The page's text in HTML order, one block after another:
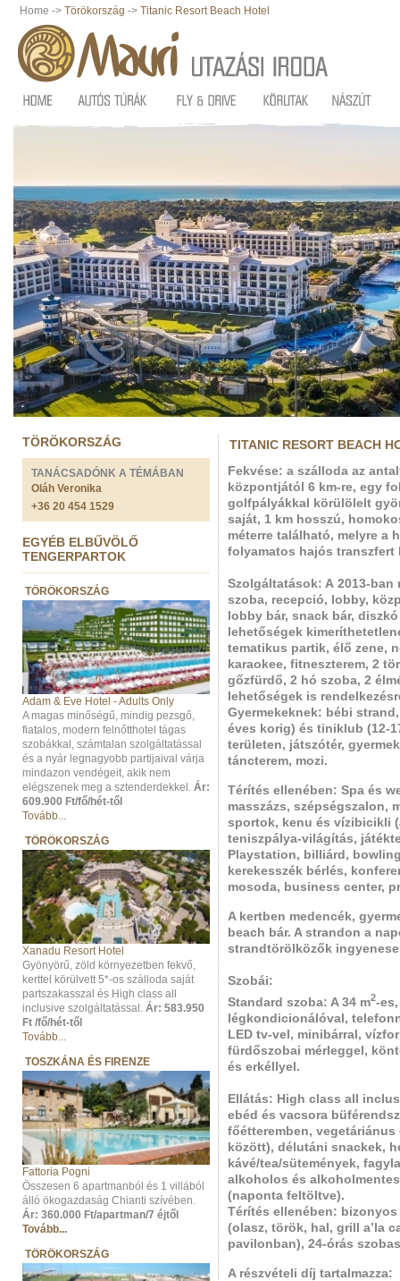
Home -> Törökország -> Titanic Resort Beach Hotel
TÖRÖKORSZÁG
TANÁCSADÓNK A TÉMÁBAN
Oláh Veronika
+36 20 454 1529
EGYÉB ELBŰVÖLŐ
TENGERPARTOK
TÖRÖKORSZÁG
Adam & Eve Hotel - Adults Only
A magas minőségű, mindig pezsgő,
fiatalos, modern felnőtthotel tágas
szobákkal, számtalan szolgáltatással
és a nyár legnagyobb partijaival várja
mindazon vendégeit, akik nem
elégszenek meg a sztenderdekkel. Ár:
609.900 Ft/fő/hét-től
Tovább...
TÖRÖKORSZÁG
Xanadu Resort Hotel
Gyönyörű, zöld környezetben fekvő,
kerttel körülvett 5*-os szálloda saját
partszakasszal és High class all
inclusive szolgáltatással. Ár: 583.950
Ft /fő/hét-től
Tovább...
TOSZKÁNA ÉS FIRENZE
Fattoria Pogni
Összesen 6 apartmanból és 1 villából
álló ökogazdaság Chianti szívében.
Ár: 360.000 Ft/apartman/7 éjtől
Tovább...
TÖRÖKORSZÁG
TITANIC RESORT BEACH
Fekvése: a szálloda az
központjától 6 km-re, egy
golfpályákkal körülölelt
saját, 1 km hosszú,
méterre található, melyre a
folyamatos hajós
Szolgáltatások: A 2013-ban
szoba, recepció, lobby,
lobby bár, snack bár,
lehetőségek
tematikus partik, élő zene,
karaokee, fitneszterem, 2
gőzfürdő, 2 hó szoba, 2
lehetőségek is
Gyermekeknek: bébi
éves korig) és tiniklub (12-
területen, játszótér,
táncterem, mozi.
Térítés ellenében: Spa és
masszázs, szépségszalon,
sportok, kenu és vízibicikli
teniszpálya-világítás,
Playstation, billiárd,
kerekesszék bérlés,
mosoda, business center,
A kertben medencék,
beach bár. A strandon a
strandtörölközők
Szobái:
Standard szoba: A 34 m2-
légkondicionálóval,
LED tv-vel, minibárral,
fürdőszobai mérleggel,
és erkéllyel.
Ellátás: High class all
ebéd és vacsora
főétteremben,
között), délutáni snackek,
kávé/tea/sütemények,
alkoholos és
(naponta feltöltve).
Térítés ellenében: bizonyos
(olasz, török, hal, grill a’la
pavilonban), 24-órás
A részvételi díj tartalmazza: